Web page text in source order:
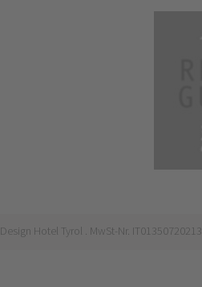
Design Hotel Tyrol . MwSt-Nr. IT01350720213